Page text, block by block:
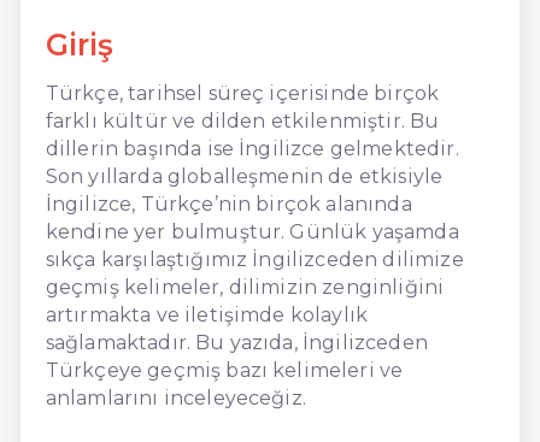
Giriş
Türkçe, tarihsel süreç içerisinde birçok
farklı kültür ve dilden etkilenmiştir. Bu
dillerin başında ise İngilizce gelmektedir.
Son yıllarda globalleşmenin de etkisiyle
İngilizce, Türkçe’nin birçok alanında
kendine yer bulmuştur. Günlük yaşamda
sıkça karşılaştığımız İngilizceden dilimize
geçmiş kelimeler, dilimizin zenginliğini
artırmakta ve iletişimde kolaylık
sağlamaktadır. Bu yazıda, İngilizceden
Türkçeye geçmiş bazı kelimeleri ve
anlamlarını inceleyeceğiz.